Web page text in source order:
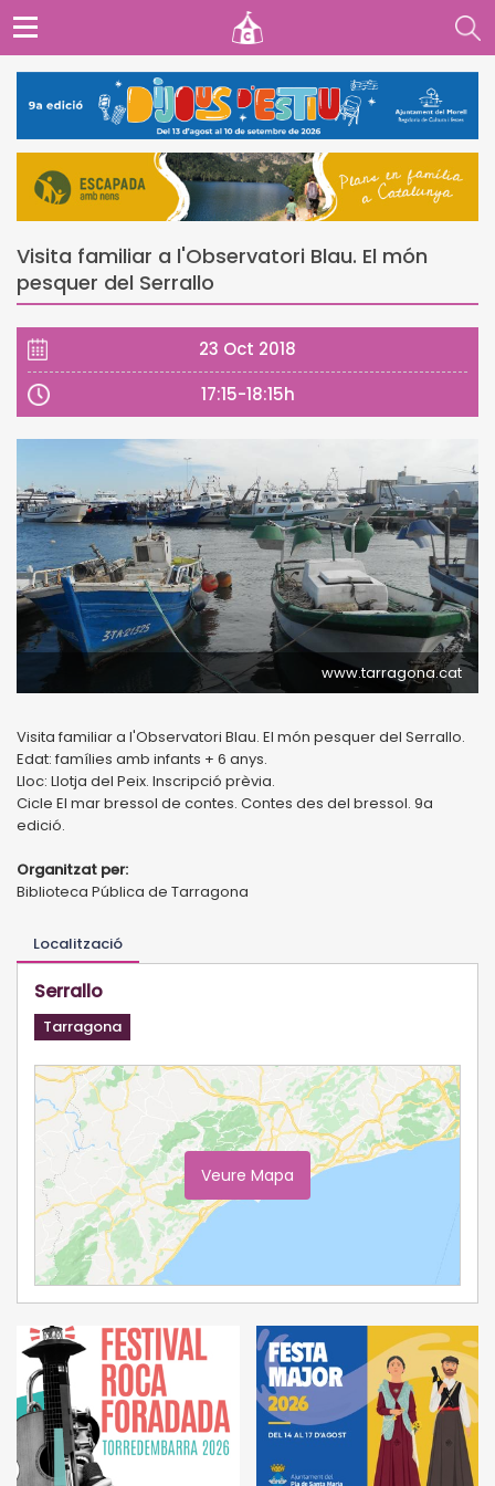
Visita familiar a l'Observatori Blau. El món
pesquer del Serrallo
23 Oct 2018
17:15-18:15h
www.tarragona.cat
Visita familiar a l'Observatori Blau. El món pesquer del Serrallo.
Edat: famílies amb infants + 6 anys.
Lloc: Llotja del Peix. Inscripció prèvia.
Cicle El mar bressol de contes. Contes des del bressol. 9a
edició.
Organitzat per:
Biblioteca Pública de Tarragona
Localització
Serrallo
Tarragona
Veure Mapa